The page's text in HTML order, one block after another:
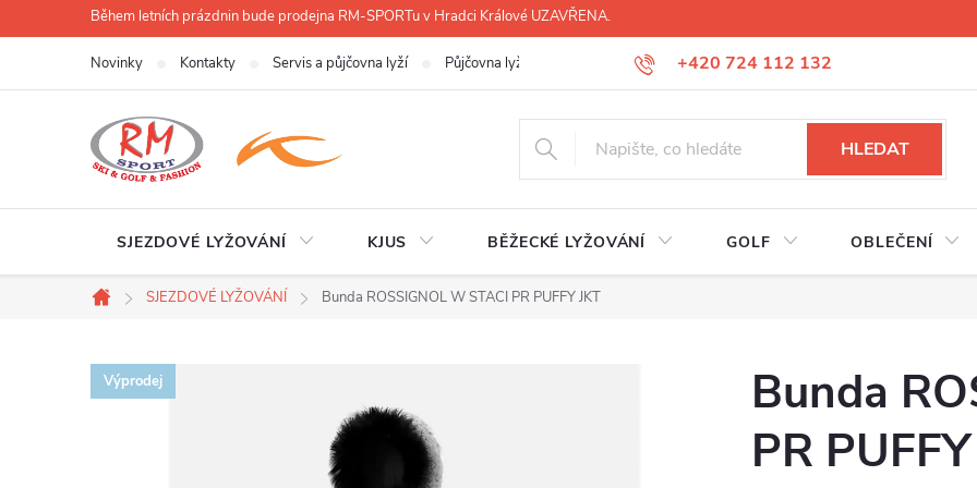
na
Během letních prázdnin bude prodejna RM-SPORTu v Hradci Králové UZAVŘENA.
+420 724 112 132
Novinky Kontakty Servis a půjčovna lyží Půjčovna lyží, lyžáků, běžek Úprava lyžáků na míru
HLEDAT
SJEZDOVÉ LYŽOVÁNÍ KJUS BĚŽECKÉ LYŽOVÁNÍ GOLF OBLEČENÍ
Domů
SJEZDOVÉ LYŽOVÁNÍ Bunda ROSSIGNOL W STACI PR PUFFY JKT
Výprodej
Bunda
PR